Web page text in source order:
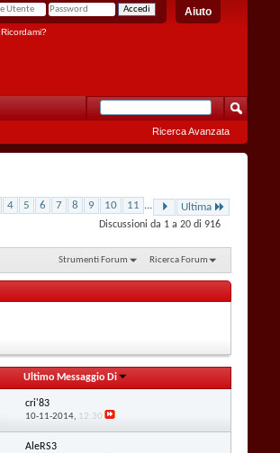
Aiuto
Ricordami?
Ricerca Avanzata
4 5 6 7 8 9 10 11 ... Ultima
Discussioni da 1 a 20 di 916
Strumenti Forum Ricerca Forum
Ultimo Messaggio Di
cri'83
10-11-2014, 12:30
AleRS3